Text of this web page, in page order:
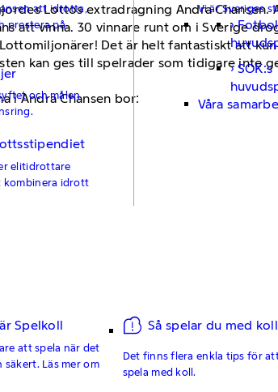
att idrotta,
prestera på
och målen
elitidrottare
kombinera idrott
Vi är Sveriges
SOK:s
Våra
Spelkoll
att spela när det
Läs mer om
Så spelar du med koll
Det finns flera enkla tips för
spela med koll.
Lottos extradragning Andra
att vinna. 30 vinnare runt om i Sverige
Det är helt fantastiskt att
kan ges till spelrader som tidigare inte
i Andra Chansen bor: